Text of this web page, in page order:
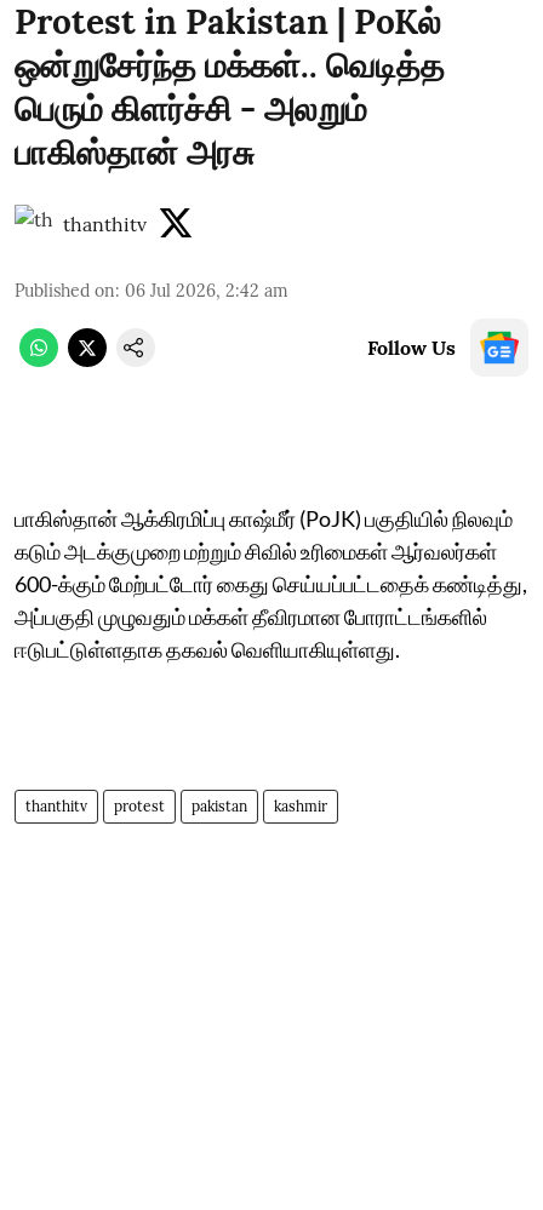
Protest in Pakistan | PoKல்
ஒன்றுசேர்ந்த மக்கள்.. வெடித்த
பெரும் கிளர்ச்சி - அலறும்
பாகிஸ்தான் அரசு
thanthitv
Published on: 06 Jul 2026, 2:42 am
Follow Us
பாகிஸ்தான் ஆக்கிரமிப்பு காஷ்மீர் (PoJK) பகுதியில் நிலவும்
கடும் அடக்குமுறை மற்றும் சிவில் உரிமைகள் ஆர்வலர்கள்
600-க்கும் மேற்பட்டோர் கைது செய்யப்பட்டதைக் கண்டித்து,
அப்பகுதி முழுவதும் மக்கள் தீவிரமான போராட்டங்களில்
ஈடுபட்டுள்ளதாக தகவல் வெளியாகியுள்ளது.
thanthitv protest pakistan kashmir